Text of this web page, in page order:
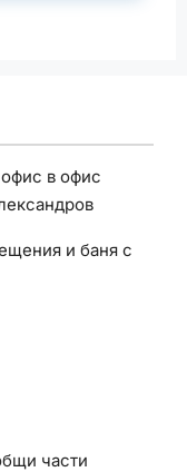
в офис
и баня с
части